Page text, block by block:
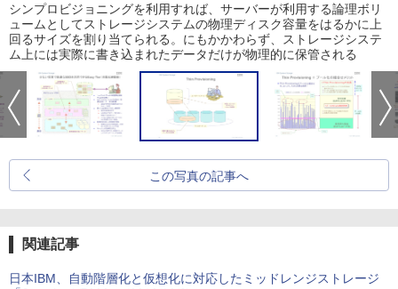
シンプロビジョニングを利用すれば、サーバーが利用する論理ボリ
ュームとしてストレージシステムの物理ディスク容量をはるかに上
回るサイズを割り当てられる。にもかかわらず、ストレージシステ
ム上には実際に書き込まれたデータだけが物理的に保管される
この写真の記事へ
関連記事
日本IBM、自動階層化と仮想化に対応したミッドレンジストレージ